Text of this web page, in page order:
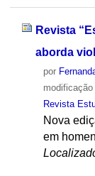
Revista
aborda
por
modificação
Revista
Nova
em